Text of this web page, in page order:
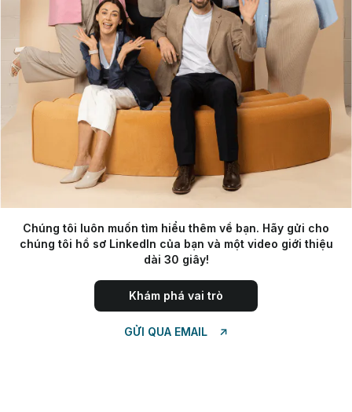
Chúng tôi luôn muốn tìm hiểu thêm về bạn. Hãy gửi cho
chúng tôi hồ sơ LinkedIn của bạn và một video giới thiệu
dài 30 giây!
GỬI QUA EMAIL →
Khám phá vai trò